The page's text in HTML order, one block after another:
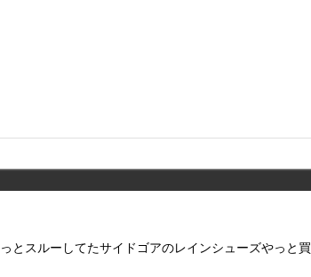
とスルーしてたサイドゴアのレインシューズやっと買